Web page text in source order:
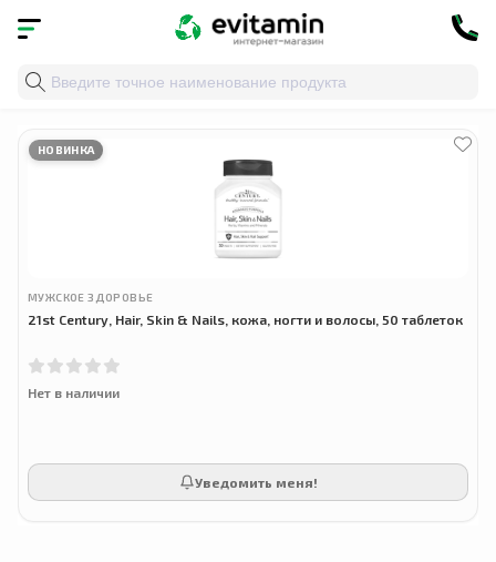
Главная » витамины для красоты
НОВИНКА
МУЖСКОЕ ЗДОРОВЬЕ
21st Century, Hair, Skin & Nails, кожа, ногти и волосы, 50 таблеток
Нет в наличии
Уведомить меня!